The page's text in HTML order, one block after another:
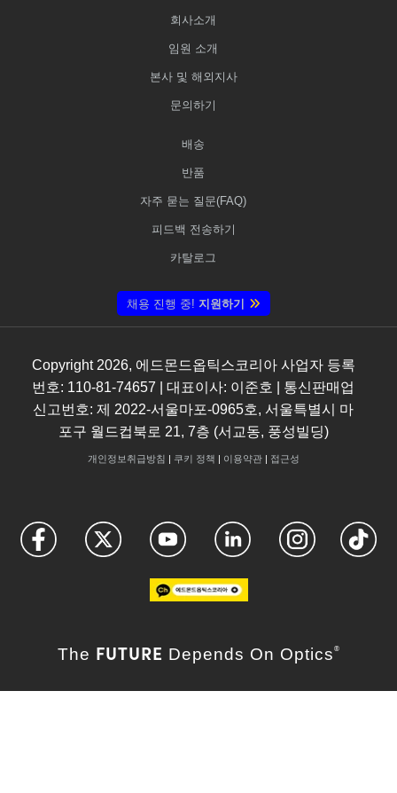
회사소개
임원 소개
본사 및 해외지사
문의하기
배송
반품
자주 묻는 질문(FAQ)
피드백 전송하기
카탈로그
채용 진행 중! 지원하기
Copyright 2026, 에드몬드옵틱스코리아 사업자 등록
번호: 110-81-74657 | 대표이사: 이준호 | 통신판매업
신고번호: 제 2022-서울마포-0965호, 서울특별시 마
포구 월드컵북로 21, 7층 (서교동, 풍성빌딩)
개인정보취급방침 | 쿠키 정책 | 이용약관| 접근성
The FUTURE Depends On Optics ®